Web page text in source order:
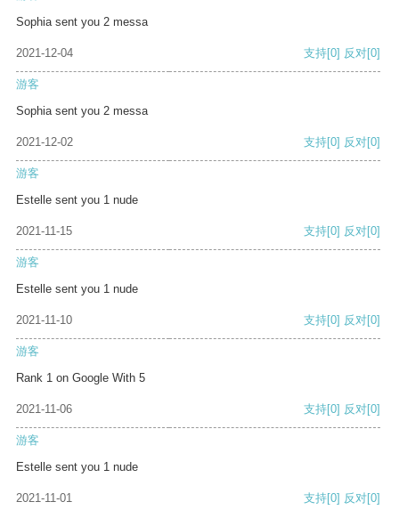
Sophia sent you 2 messa
2021-12-04 支持[0] 反对[0]
游客
Sophia sent you 2 messa
2021-12-02 支持[0] 反对[0]
游客
Estelle sent you 1 nude
2021-11-15 支持[0] 反对[0]
游客
Estelle sent you 1 nude
2021-11-10 支持[0] 反对[0]
游客
Rank 1 on Google With 5
2021-11-06 支持[0] 反对[0]
游客
Estelle sent you 1 nude
2021-11-01 支持[0] 反对[0]